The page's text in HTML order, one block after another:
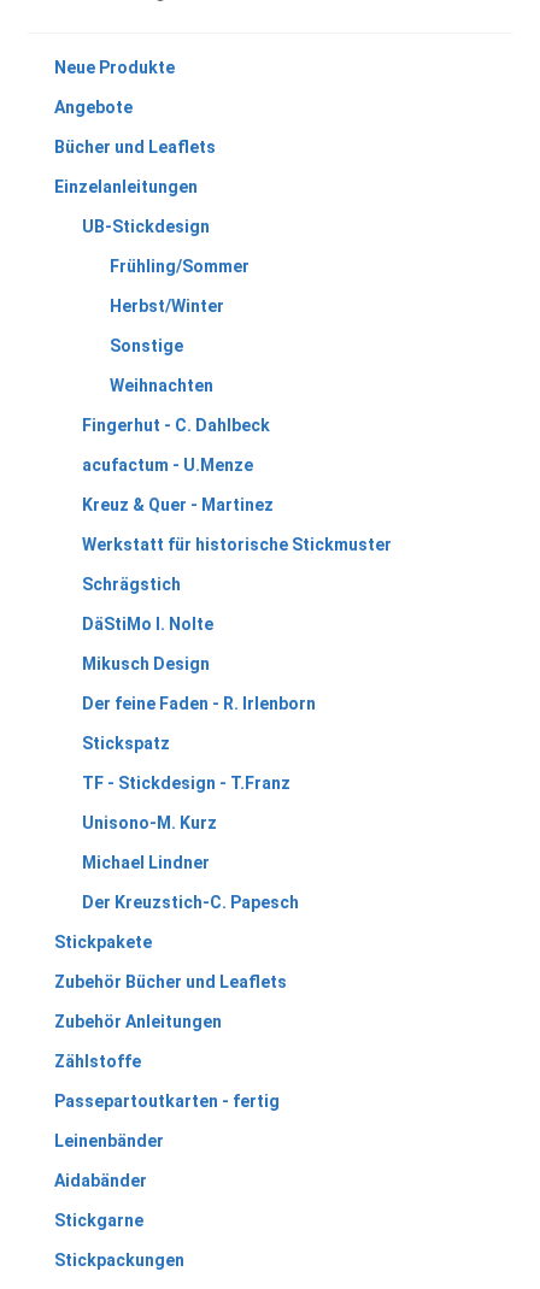
Neue Produkte
Angebote
Bücher und Leaflets
Einzelanleitungen
UB-Stickdesign
Frühling/Sommer
Herbst/Winter
Sonstige
Weihnachten
Fingerhut - C. Dahlbeck
acufactum - U.Menze
Kreuz & Quer - Martinez
Werkstatt für historische Stickmuster
Schrägstich
DäStiMo I. Nolte
Mikusch Design
Der feine Faden - R. Irlenborn
Stickspatz
TF - Stickdesign - T.Franz
Unisono-M. Kurz
Michael Lindner
Der Kreuzstich-C. Papesch
Stickpakete
Zubehör Bücher und Leaflets
Zubehör Anleitungen
Zählstoffe
Passepartoutkarten - fertig
Leinenbänder
Aidabänder
Stickgarne
Stickpackungen